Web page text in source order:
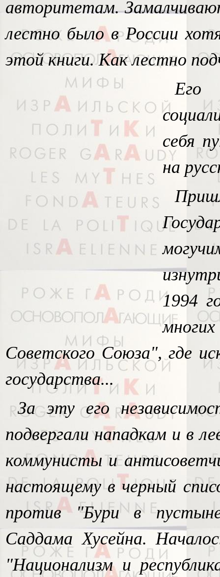
авторитетам.
лестно было в России
этой книги. Как лестно
Его
себя
на
1994
Советского Союза", где
государства...
За эту его
подвергали нападкам и в
коммунисты и
настоящему в черный
против "Бури в
Саддама Хусейна.
"Национализм и